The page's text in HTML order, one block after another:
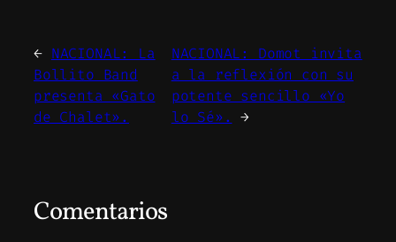
← NACIONAL: La
Bollito Band
presenta «Gato
de Chalet».
NACIONAL: Domot invita
a la reflexión con su
potente sencillo «Yo
lo Sé».
→
Comentarios